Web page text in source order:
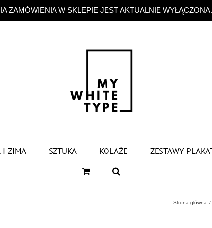
ZAMÓWIENIA W SKLEPIE JEST AKTUALNIE
I ZIMA SZTUKA KOLAŻE ZESTAWY
Strona główna